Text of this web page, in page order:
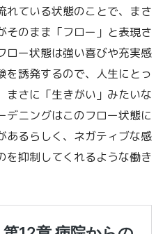
れている状態のことで、まさ
そのまま「フロー」と表現さ
ロー状態は強い喜びや充実感
を誘発するので、人生にとっ
まさに「生きがい」みたいな
デニングはこのフロー状態に
あるらしく、ネガティブな感
を抑制してくれるような働き